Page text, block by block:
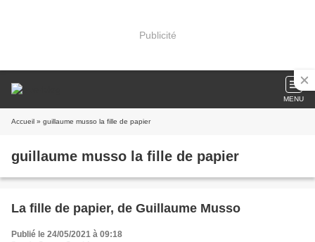
Publicité
MENU
Accueil » guillaume musso la fille de papier
guillaume musso la fille de papier
La fille de papier, de Guillaume Musso
Publié le 24/05/2021 à 09:18